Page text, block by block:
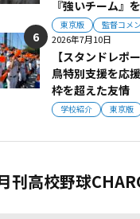
『強いチーム』
東京版 監督コメ
2026年7月10日
【スタンドレポ
鳥特別支援を応
枠を超えた友情
学校紹介 東京版
刊高校野球